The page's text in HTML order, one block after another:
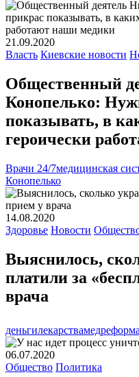
21.09.2020
Власть Киевские новости
Общественный
Конопелько:
показывать, в
героически
Врачи 24/7медицинская
Конопелько
14.08.2020
Здоровье Новости
Выяснилось,
платили за
врача
деньгилекарствамедреформа
06.07.2020
Общество Политика